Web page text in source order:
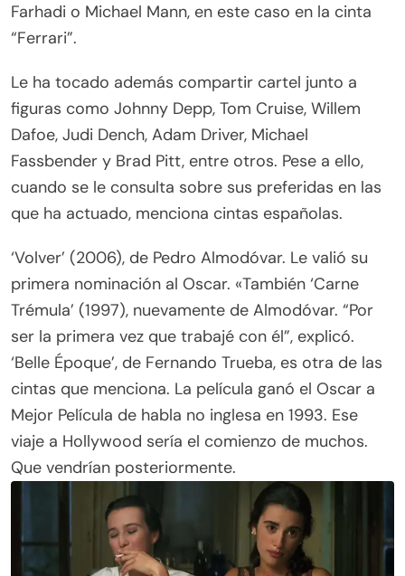
Farhadi o Michael Mann, en este caso en la cinta
“Ferrari”.
Le ha tocado además compartir cartel junto a
figuras como Johnny Depp, Tom Cruise, Willem
Dafoe, Judi Dench, Adam Driver, Michael
Fassbender y Brad Pitt, entre otros. Pese a ello,
cuando se le consulta sobre sus preferidas en las
que ha actuado, menciona cintas españolas.
‘Volver’ (2006), de Pedro Almodóvar. Le valió su
primera nominación al Oscar. «También ‘Carne
Trémula’ (1997), nuevamente de Almodóvar. “Por
ser la primera vez que trabajé con él”, explicó.
‘Belle Époque’, de Fernando Trueba, es otra de las
cintas que menciona. La película ganó el Oscar a
Mejor Película de habla no inglesa en 1993. Ese
viaje a Hollywood sería el comienzo de muchos.
Que vendrían posteriormente.